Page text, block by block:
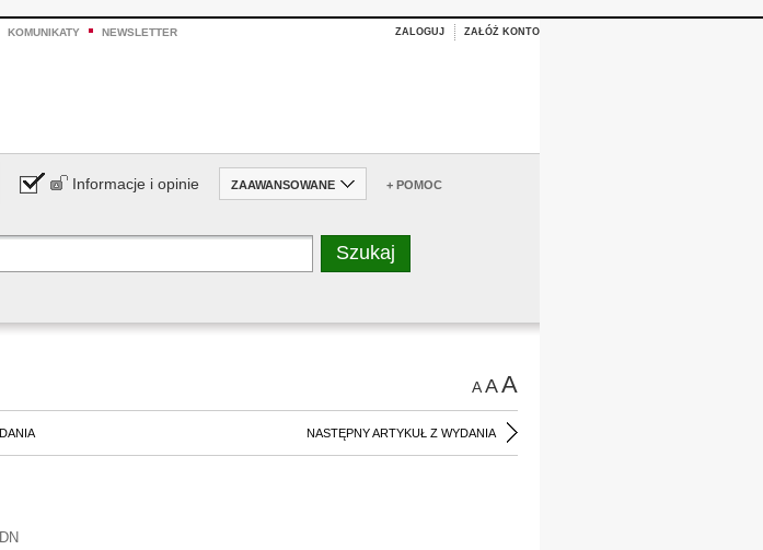
KOMUNIKATY NEWSLETTER ZALOGUJ ZAŁÓŻ KONTO
Informacje i opinie ZAAWANSOWANE + POMOC
AAA
NASTĘPNY ARTYKUŁ Z WYDANIA